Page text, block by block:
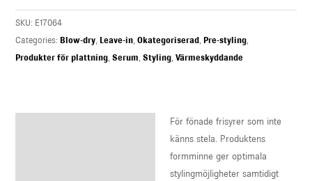
SKU: E17064
Categories: Blow-dry, Leave-in, Okategoriserad , Pre-styling,
Produkter för plattning, Serum, Styling, Värmeskyddande
För fönade frisyrer som inte
känns stela. Produktens
formminne ger optimala
stylingmöjligheter samtidigt